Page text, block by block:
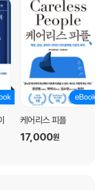
케어리스 피플
17,000원